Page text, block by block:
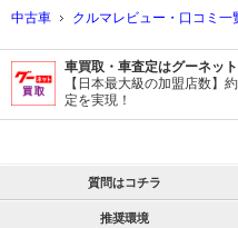
中古車 クルマレビュー・口コミ一
車買取・車査定はグーネッ
【日本最大級の加盟店数】
定を実現！
質問はコチラ
推奨環境